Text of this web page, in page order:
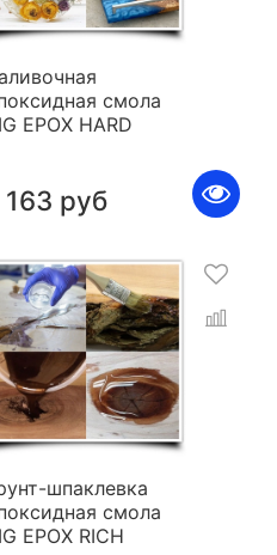
смола
EPOX HARD
163 руб
шпаклевка
смола
EPOX RICH